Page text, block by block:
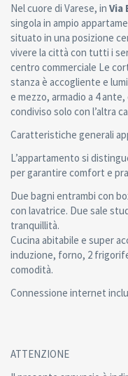
Nel cuore di Varese, in Via
singola in ampio
situato in una posizione
vivere la città con tutti i
centro commerciale Le
stanza è accogliente e
e mezzo, armadio a 4
condiviso solo con l’altra
Caratteristiche generali
L’appartamento si
per garantire comfort e
Due bagni entrambi con
con lavatrice. Due sale
tranquillità.
Cucina abitabile e super
induzione, forno, 2
comodità.
Connessione internet
ATTENZIONE